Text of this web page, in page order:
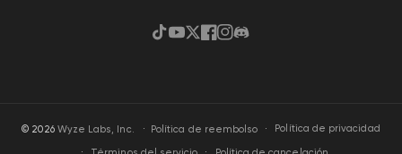
TikTok
YouTube
Twitter
Facebook
Instagram
Discordia
© 2026 Wyze Labs, Inc. · Política de reembolso Política de privacidad